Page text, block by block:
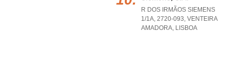
R DOS IRMÃOS SIEMENS
1/1A, 2720-093, VENTEIRA
AMADORA, LISBOA